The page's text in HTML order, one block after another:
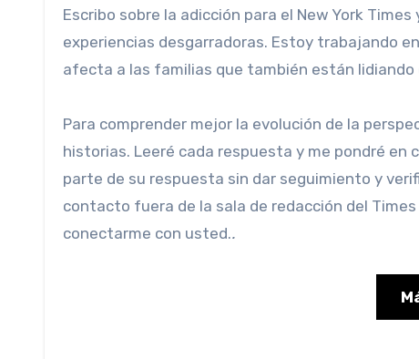
Escribo sobre la adicción para el New York
experiencias desgarradoras. Estoy trabajando
afecta a las familias que también están lidiando
Para comprender mejor la evolución de la perspectiva pública sobre la adicción, me encantaría escuchar sus
historias. Leeré cada respuesta y me pondré en
parte de su respuesta sin dar seguimiento y
contacto fuera de la sala de redacción del
conectarme con usted..